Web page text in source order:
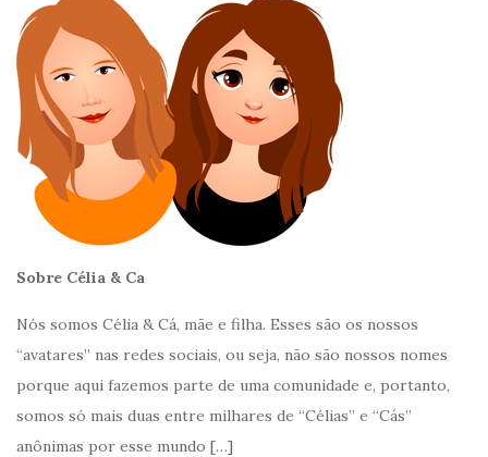
Sobre Célia & Ca
Nós somos Célia & Cá, mãe e filha. Esses são os nossos
“avatares” nas redes sociais, ou seja, não são nossos nomes
porque aqui fazemos parte de uma comunidade e, portanto,
somos só mais duas entre milhares de “Célias” e “Cás”
anônimas por esse mundo […]